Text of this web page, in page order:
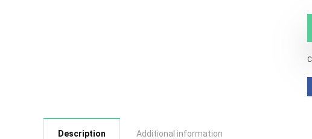
Description Additional information